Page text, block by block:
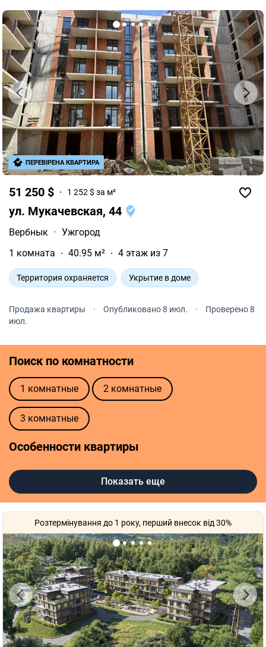
51 250 $ 1 252 $ за м²
ул. Мукачевская, 44
Вербнык · Ужгород
1 комната
40.95 м² 4 этаж из 7
Территория охраняется Укрытие в доме
Продажа квартиры · Опубликовано 8 июл. ·
Проверено 8
июл.
ПЕРЕВІРЕНА КВАРТИРА
Поиск по комнатности
1 комнатные 2 комнатные
3 комнатные
Особенности квартиры
Показать еще
Розтермінування до 1 року, перший внесок від 30%